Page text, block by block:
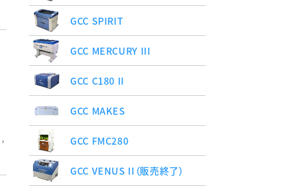
,
GCC SPIRIT
GCC MERCURY III
GCC C180 II
GCC MAKES
GCC FMC280
GCC VENUS II（販売終了）